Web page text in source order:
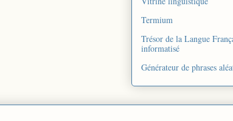
Termium
Trésor de la Langue
informatisé
Générateur de phrases